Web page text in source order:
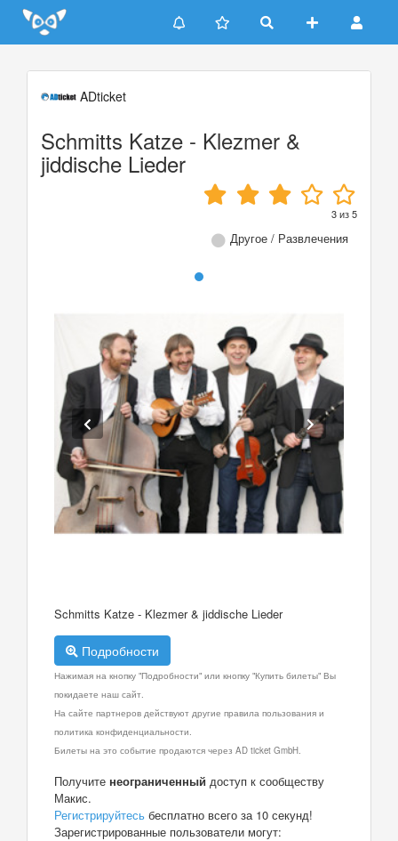
Update cookies preferences
ADticket
Schmitts Katze - Klezmer &
jiddische Lieder
3из5
Другое / Развлечения
Schmitts Katze - Klezmer & jiddische Lieder
Подробности
Нажимая на кнопку "Подробности" или кнопку "Купить билеты" Вы
покидаете наш сайт.
На сайте партнеров действуют другие правила пользования и
политика конфиденциальности.
Билеты на это событие продаются через AD ticket GmbH.
Получите неограниченный доступ к сообществу
Макис.
Регистрируйтесь бесплатно всего за 10 секунд!
Зарегистрированные пользователи могут: